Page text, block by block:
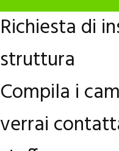
Richiesta di
struttura
Compila i
verrai